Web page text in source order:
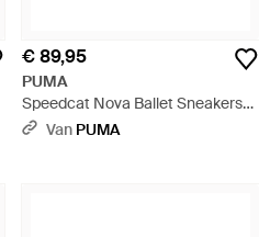
€ 89,95
PUMA
Speedcat Nova Ballet Sneakers
Voor Zwart/Wit, Maat 35,5 - Zwart
Van PUMA